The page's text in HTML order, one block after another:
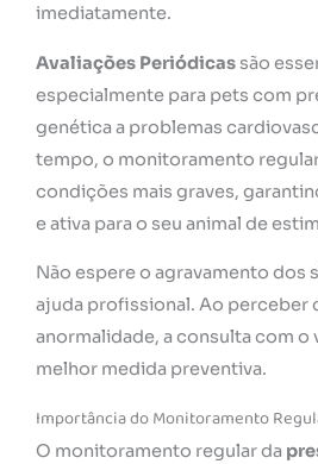
imediatamente.
Avaliações Periódicas são
especialmente para pets com
genética a problemas
tempo, o monitoramento
condições mais graves,
e ativa para o seu animal de
Não espere o agravamento dos
ajuda profissional. Ao perceber
anormalidade, a consulta com o
melhor medida preventiva.
Importância do Monitoramento
O monitoramento regular da